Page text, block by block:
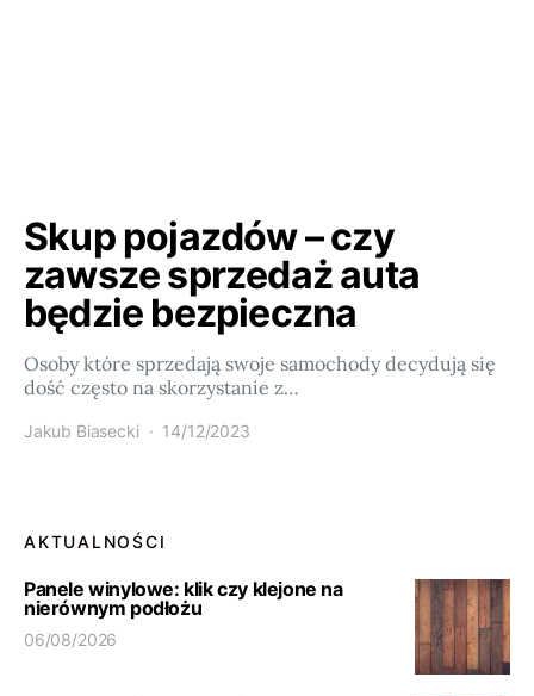
Skup pojazdów – czy
zawsze sprzedaż auta
będzie bezpieczna
Osoby które sprzedają swoje samochody decydują się
dość często na skorzystanie z…
Jakub Biasecki 14/12/2023
AKTUALNOŚCI
Panele winylowe: klik czy klejone na
nierównym podłożu
06/08/2026